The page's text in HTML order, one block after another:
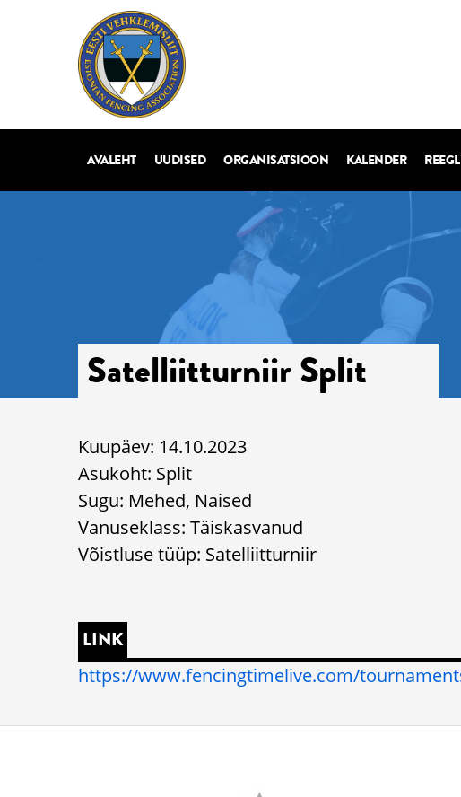
AVALEHT UUDISED ORGANISATSIOON KALENDER
Satelliitturniir Split
Kuupäev: 14.10.2023
Asukoht: Split
Sugu: Mehed, Naised
Vanuseklass: Täiskasvanud
Võistluse tüüp: Satelliitturniir
LINK
https://www.fencingtimelive.com/